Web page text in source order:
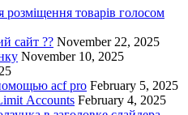
розміщення товарів голосом
сайт ?? November 22, 2025
November 10, 2025
acf pro February 5, 2025
Accounts February 4, 2025